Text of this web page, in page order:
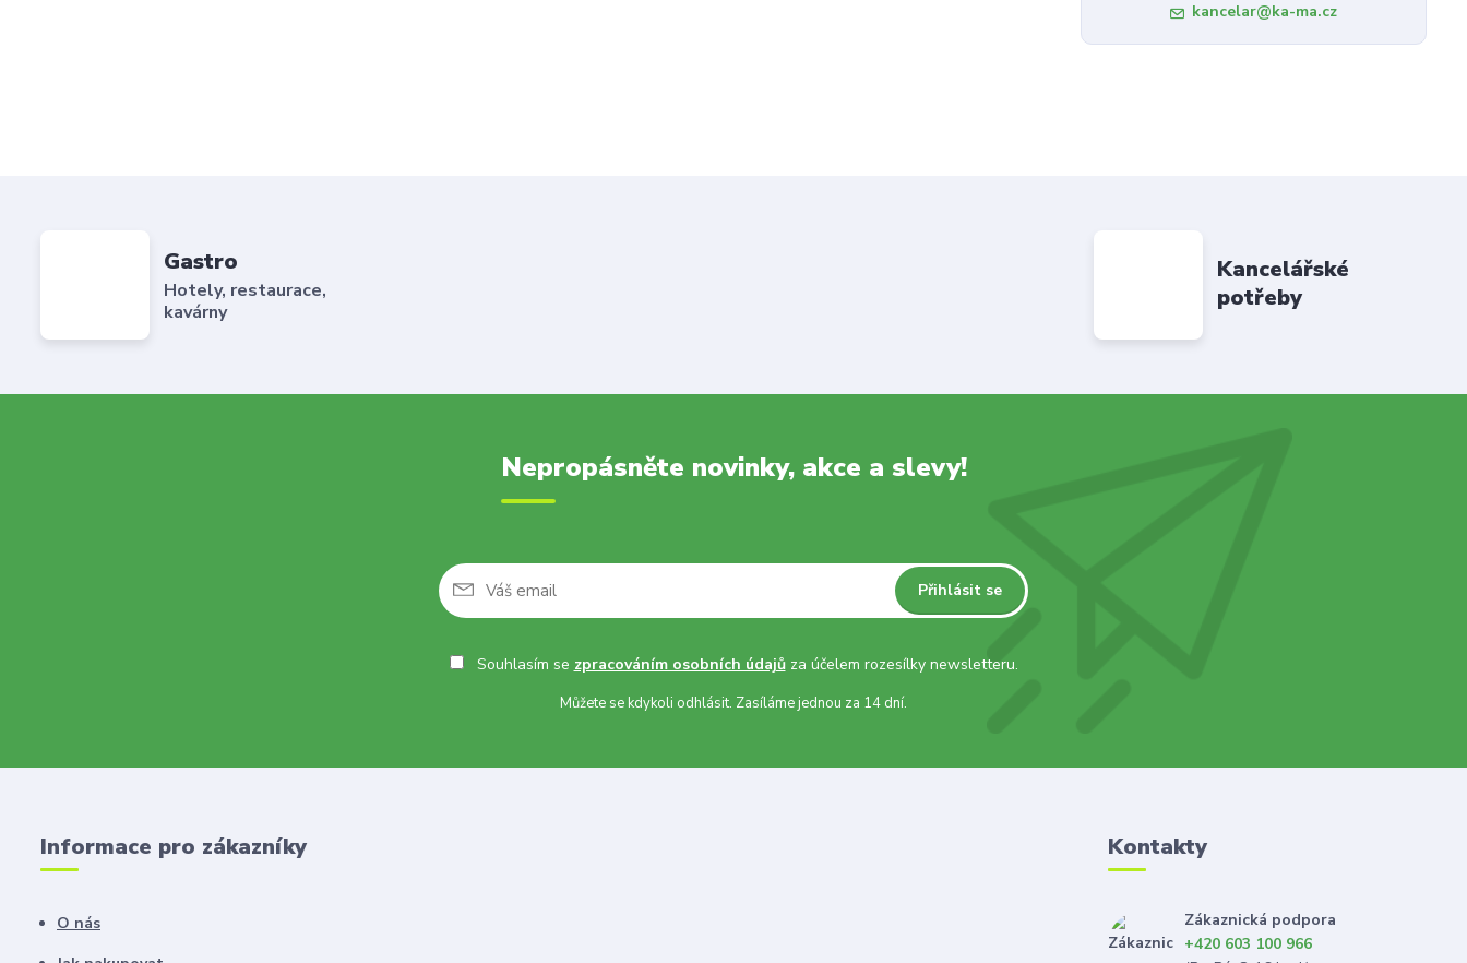
kancelar@ka-ma.cz
Gastro
Hotely, restaurace,
kavárny
Kancelářské
potřeby
Nepropásněte novinky, akce a slevy!
Přihlásit se
Souhlasím se zpracováním osobních údajůza účelem rozesílky newsletteru.
Můžete se kdykoli odhlásit. Zasíláme jednou za 14 dní.
Informace pro zákazníky
O nás
Kontakty
Zákaznická podpora
+420 603 100 966